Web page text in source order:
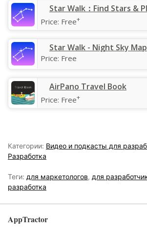
‎Star Walk：Find Stars &
Price: Free+
Star Walk - Night Sky Map
Price: Free
‎AirPano Travel Book
Price: Free+
Категории: Видео и подкасты для
Разработка
Теги: для маркетологов, для
разработка
AppTractor